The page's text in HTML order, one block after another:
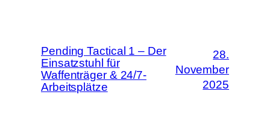
Pending Tactical 1 – Der
Einsatzstuhl für
Waffenträger & 24/7-
Arbeitsplätze
28.
November
2025